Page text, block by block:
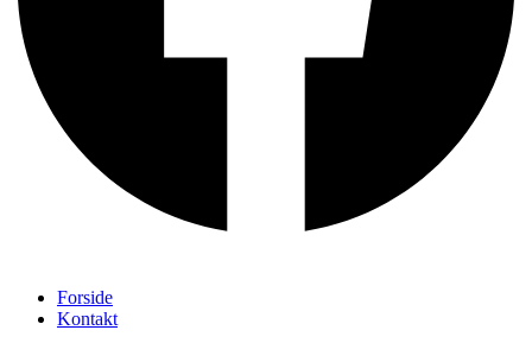
Forside
Kontakt